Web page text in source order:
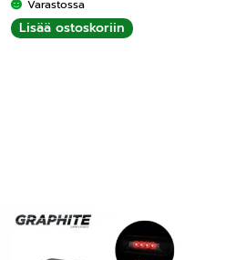
Varastossa
Lisää ostoskoriin